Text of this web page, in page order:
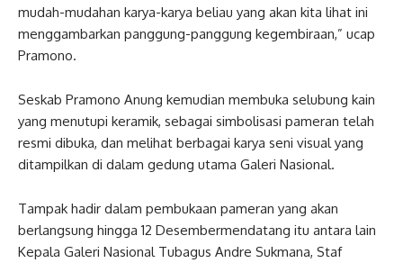
mudah-mudahan karya-karya beliau yang akan kita lihat ini
menggambarkan panggung-panggung kegembiraan,” ucap
Pramono.
Seskab Pramono Anung kemudian membuka selubung kain
yang menutupi keramik, sebagai simbolisasi pameran telah
resmi dibuka, dan melihat berbagai karya seni visual yang
ditampilkan di dalam gedung utama Galeri Nasional.
Tampak hadir dalam pembukaan pameran yang akan
berlangsung hingga 12 Desembermendatang itu antara lain
Kepala Galeri Nasional Tubagus Andre Sukmana, Staf